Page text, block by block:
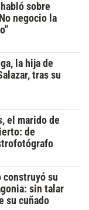
sobre
negocio la
la hija de
tras su
el marido de
de
construyó su
sin talar
su cuñado